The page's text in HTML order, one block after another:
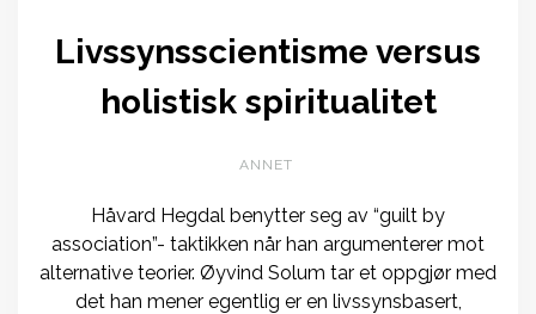
Livssynsscientisme versus
holistisk spiritualitet
ANNET
Håvard Hegdal benytter seg av “guilt by
association”- taktikken når han argumenterer mot
alternative teorier. Øyvind Solum tar et oppgjør med
det han mener egentlig er en livssynsbasert,